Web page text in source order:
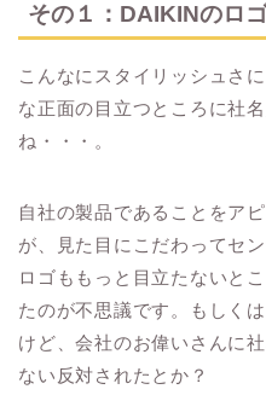
その１：DAIKINのロ
こんなにスタイリッシュさ
な正面の目立つところに社
ね・・・。
自社の製品であることをア
が、見た目にこだわってセ
ロゴももっと目立たないと
たのが不思議です。もしく
けど、会社のお偉いさんに
ない反対されたとか？